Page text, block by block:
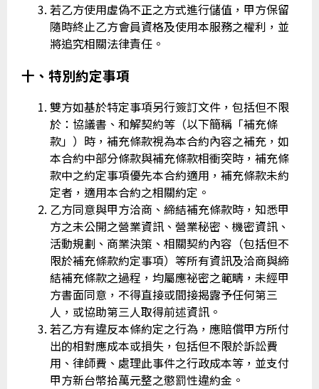
若乙方使用虛偽不正之方式進行儲值，甲方保留
隨時終止乙方會員資格及使用本服務之權利，並
將追究相關法律責任。
十、特別約定事項
雙方如基於特定事項另行簽訂文件，包括但不限
於：協議書、和解契約等（以下簡稱「補充條
款」）時，補充條款視為本合約內容之補充，如
本合約中部分條款與補充條款相衝突時，補充條
款中之約定事項優先本合約適用，補充條款未約
定者，適用本合約之相關約定。
乙方同意與甲方洽商、締結補充條款時，知悉甲
方之未公開之營業資訊、營業秘密、機密資訊、
活動規劃、商業決策、相關契約內容（包括但不
限於補充條款約定事項）等所有資訊及洽商與締
結補充條款之過程，均屬應祕密之範疇，未經甲
方書面同意，不得直接或間接揭露予任何第三
人，或協助第三人取得前述資訊。
若乙方有違反本條約定之行為，應賠償甲方所付
出的相對應成本或損失，包括但不限於訴訟費
用、律師費、處理此事件之行政成本等，並支付
甲方新台幣拾萬元整之懲罰性違約金。